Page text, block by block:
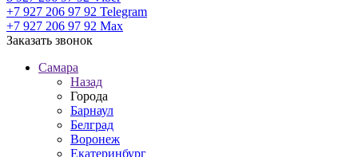
+7 927 206 97 92 Telegram
+7 927 206 97 92 Max
Заказать звонок
Самара
Назад
Города
Барнаул
Белград
Воронеж
Екатеринбург